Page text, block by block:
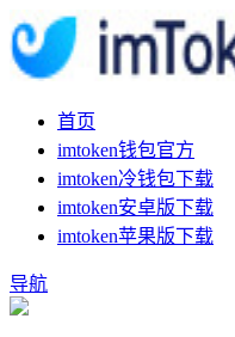
首页
imtoken钱包官方
imtoken冷钱包下载
imtoken安卓版下载
imtoken苹果版下载
导航